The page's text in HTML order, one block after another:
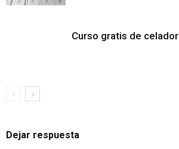
Curso gratis de celador
Dejar respuesta